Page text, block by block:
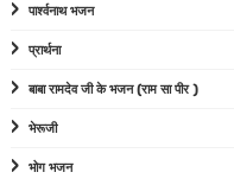
पार्श्वनाथ भजन
प्रार्थना
बाबा रामदेव जी के भजन (राम सा पीर )
भेरूजी
भोग भजन